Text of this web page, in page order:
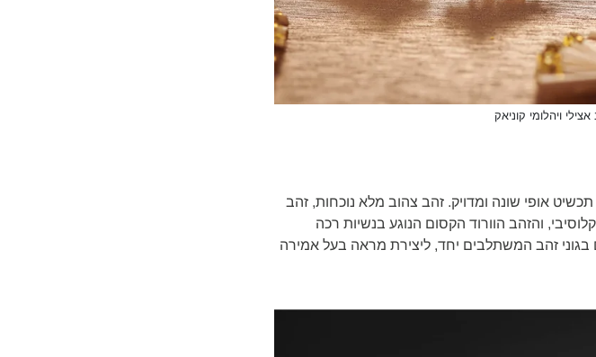
תכשיט אופי שונה ומדויק. זהב צהוב מלא נוכחות, זהב
והזהב הוורוד הקסום הנוגע בנשיות רכה
בגוני זהב המשתלבים יחד, ליצירת מראה בעל אמירה